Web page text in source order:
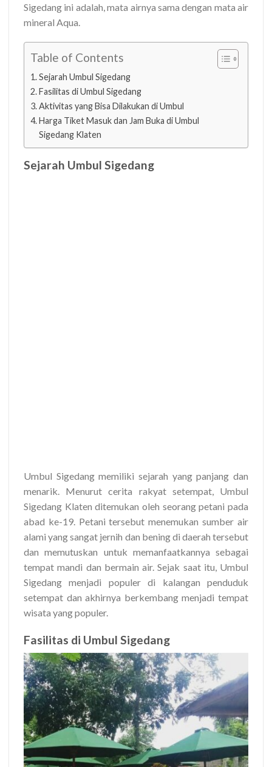
Sigedang ini adalah, mata airnya sama dengan mata air
mineral Aqua.
Table of Contents
Sejarah Umbul Sigedang
Fasilitas di Umbul Sigedang
Aktivitas yang Bisa Dilakukan di Umbul
Harga Tiket Masuk dan Jam Buka di Umbul
Sigedang Klaten
Sejarah Umbul Sigedang
Umbul Sigedang memiliki sejarah yang panjang dan
menarik. Menurut cerita rakyat setempat, Umbul
Sigedang Klaten ditemukan oleh seorang petani pada
abad ke-19. Petani tersebut menemukan sumber air
alami yang sangat jernih dan bening di daerah tersebut
dan memutuskan untuk memanfaatkannya sebagai
tempat mandi dan bermain air. Sejak saat itu, Umbul
Sigedang menjadi populer di kalangan penduduk
setempat dan akhirnya berkembang menjadi tempat
wisata yang populer.
Fasilitas di Umbul Sigedang